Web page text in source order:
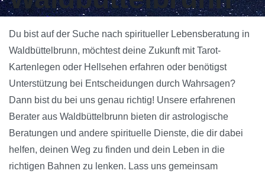
Du bist auf der Suche nach spiritueller Lebensberatung in
Waldbüttelbrunn, möchtest deine Zukunft mit Tarot-
Kartenlegen oder Hellsehen erfahren oder benötigst
Unterstützung bei Entscheidungen durch Wahrsagen?
Dann bist du bei uns genau richtig! Unsere erfahrenen
Berater aus Waldbüttelbrunn bieten dir astrologische
Beratungen und andere spirituelle Dienste, die dir dabei
helfen, deinen Weg zu finden und dein Leben in die
richtigen Bahnen zu lenken. Lass uns gemeinsam